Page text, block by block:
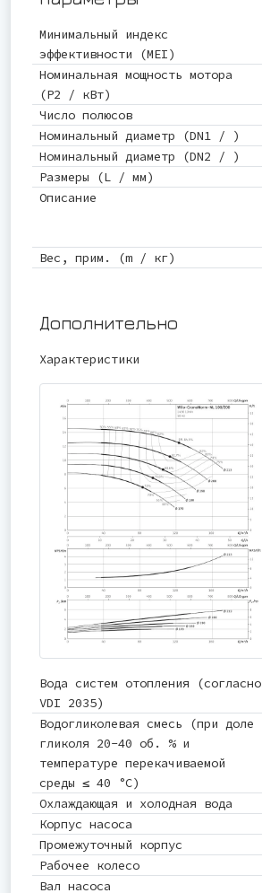
Минимальный индекс
эффективности (MEI)
Номинальная мощность мотора
(P2 / кВт)
Число полюсов
Номинальный диаметр (DN1 / )
Номинальный диаметр (DN2 / )
Размеры (L / мм)
Описание
Вес, прим. (m / кг)
Дополнительно
Характеристики
Вода систем отопления (согласно
VDI 2035)
Водогликолевая смесь (при доле
гликоля 20-40 об. % и
температуре перекачиваемой
среды ≤ 40 °C)
Охлаждающая и холодная вода
Корпус насоса
Промежуточный корпус
Рабочее колесо
Вал насоса